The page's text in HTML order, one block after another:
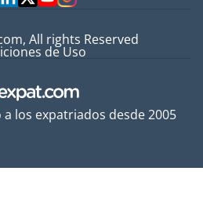
los expatriados desde 2005
All rights Reserved
de Uso